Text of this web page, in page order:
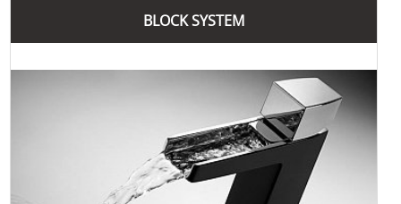
BLOCK SYSTEM